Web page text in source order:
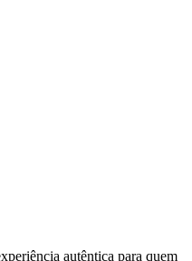
autêntica para quem